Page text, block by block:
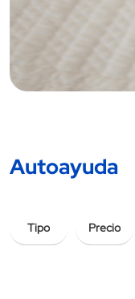
Autoayuda
Tipo Precio